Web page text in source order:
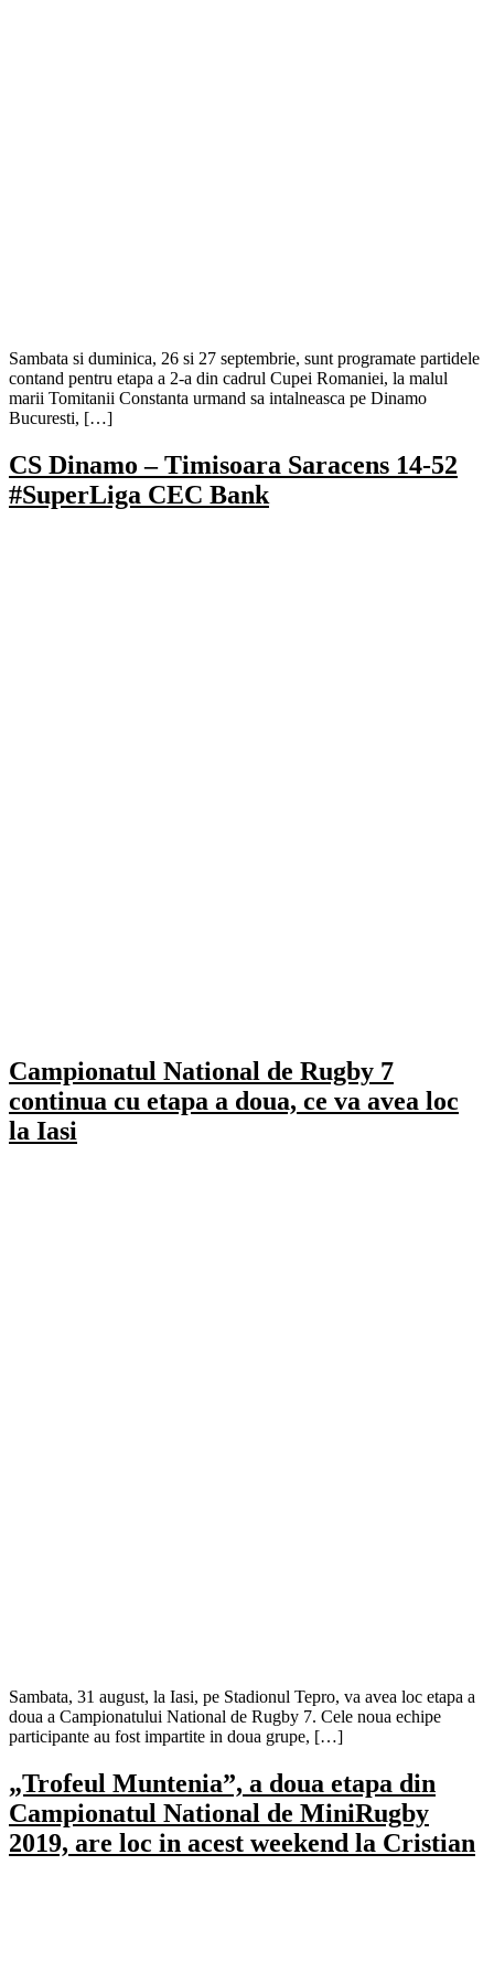
Sambata si duminica, 26 si 27 septembrie, sunt programate partidele
contand pentru etapa a 2-a din cadrul Cupei Romaniei, la malul
marii Tomitanii Constanta urmand sa intalneasca pe Dinamo
Bucuresti, […]
CS Dinamo – Timisoara Saracens 14-52
#SuperLiga CEC Bank
Campionatul National de Rugby 7
continua cu etapa a doua, ce va avea loc
la Iasi
Sambata, 31 august, la Iasi, pe Stadionul Tepro, va avea loc etapa a
doua a Campionatului National de Rugby 7. Cele noua echipe
participante au fost impartite in doua grupe, […]
„Trofeul Muntenia”, a doua etapa din
Campionatul National de MiniRugby
2019, are loc in acest weekend la Cristian